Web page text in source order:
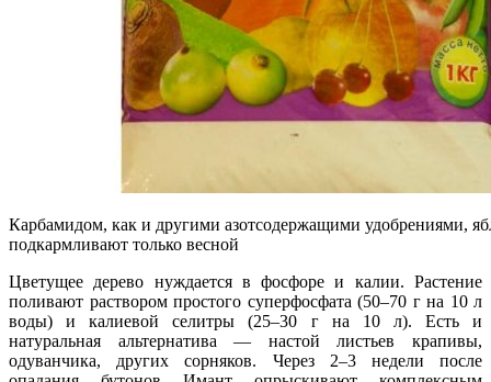
Карбамидом, как и другими азотсодержащими удобрениями,
подкармливают только весной
Цветущее дерево нуждается в фосфоре и калии. Растение
поливают раствором простого суперфосфата (50–70 г на 10 л
воды) и калиевой селитры (25–30 г на 10 л). Есть и
натуральная альтернатива — настой листьев крапивы,
одуванчика, других сорняков. Через 2–3 недели после